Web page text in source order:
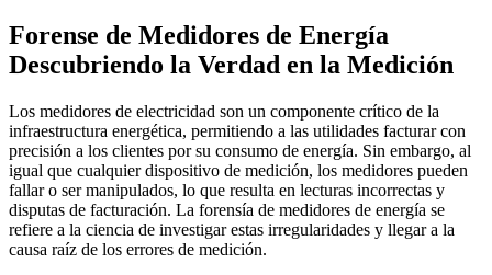
Forense de Medidores de Energía
Descubriendo la Verdad en la Medición
Los medidores de electricidad son un componente crítico de la
infraestructura energética, permitiendo a las utilidades facturar con
precisión a los clientes por su consumo de energía. Sin embargo, al
igual que cualquier dispositivo de medición, los medidores pueden
fallar o ser manipulados, lo que resulta en lecturas incorrectas y
disputas de facturación. La forensía de medidores de energía se
refiere a la ciencia de investigar estas irregularidades y llegar a la
causa raíz de los errores de medición.